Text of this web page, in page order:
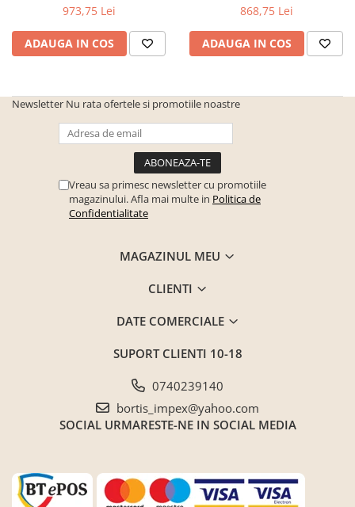
973,75 Lei
ADAUGA IN COS
868,75 Lei
ADAUGA IN COS
Newsletter Nu rata ofertele si promotiile noastre
Vreau sa primesc newsletter cu promotiile
magazinului. Afla mai multe in Politica de
Confidentialitate
MAGAZINUL MEU
CLIENTI
DATE COMERCIALE
SUPORT CLIENTI 10-18
0740239140
bortis_impex@yahoo.com
SOCIAL URMARESTE-NE IN SOCIAL MEDIA